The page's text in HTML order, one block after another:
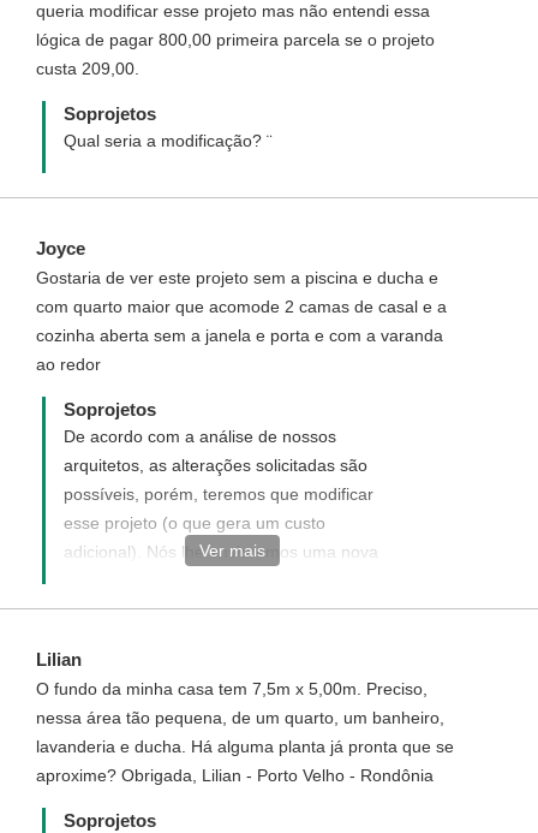
queria modificar esse projeto mas não entendi essa
lógica de pagar 800,00 primeira parcela se o projeto
custa 209,00.
Soprojetos
Qual seria a modificação? ¨
Joyce
Gostaria de ver este projeto sem a piscina e ducha e
com quarto maior que acomode 2 camas de casal e a
cozinha aberta sem a janela e porta e com a varanda
ao redor
Soprojetos
De acordo com a análise de nossos
arquitetos, as alterações solicitadas são
possíveis, porém, teremos que modificar
esse projeto (o que gera um custo
adicional). Nós lhe enviaremos uma nova
início a execução do projeto arquitetônico.
valores nós lhe enviaremos via e-mail. ¨
Ver mais
Lilian
O fundo da minha casa tem 7,5m x 5,00m. Preciso,
nessa área tão pequena, de um quarto, um banheiro,
lavanderia e ducha. Há alguma planta já pronta que se
aproxime? Obrigada, Lilian - Porto Velho - Rondônia
Soprojetos